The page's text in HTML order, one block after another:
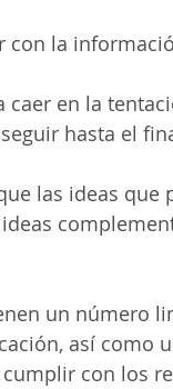
con la
caer en la
hasta el
las ideas
un número
así como
con los